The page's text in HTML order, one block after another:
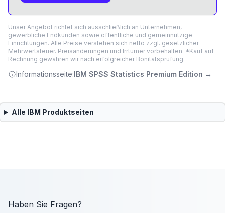
Unser Angebot richtet sich ausschließlich an Unternehmen,
gewerbliche Endkunden sowie öffentliche und gemeinnützige
Einrichtungen. Alle Preise verstehen sich netto zzgl. gesetzlicher
Mehrwertsteuer. Preisänderungen und Irrtümer vorbehalten. *Kauf auf
Rechnung gewähren wir nach erfolgreicher Bonitätsprüfung.
Informationsseite:IBM SPSS Statistics Premium Edition →
Alle IBM Produktseiten
Haben Sie Fragen?